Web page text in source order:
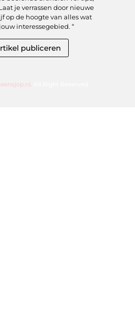
je verrassen door nieuwe
op de hoogte van alles wat
interessegebied. “
publiceren